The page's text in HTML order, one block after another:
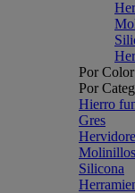
Por Color
Por
Hierro
Gres
Molinillos
Silicona